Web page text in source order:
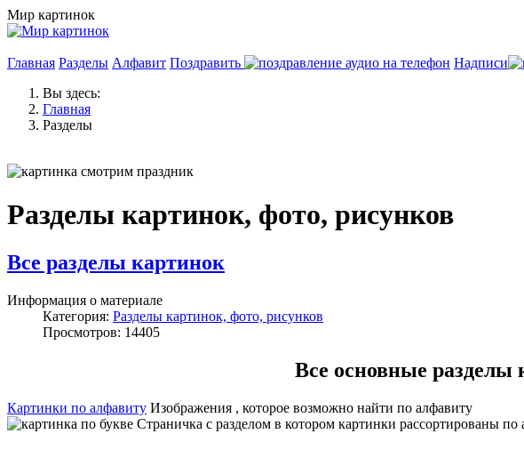
Мир картинок
Главная Разделы Алфавит Поздравить Надписи
Вы здесь:
Главная
Разделы
Разделы картинок, фото, рисунков
Все разделы картинок
Информация о материале
Категория: Разделы картинок, фото, рисунков
Просмотров: 14405
Все основные
Картинки по алфавиту Изображения , которое возможно найти по алфавиту
Страничка с разделом в котором картинки рассортированы по